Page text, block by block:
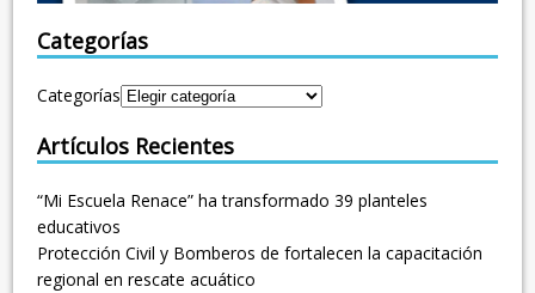
Categorías
Categorías
Artículos Recientes
“Mi Escuela Renace” ha transformado 39 planteles
educativos
Protección Civil y Bomberos de fortalecen la capacitación
regional en rescate acuático